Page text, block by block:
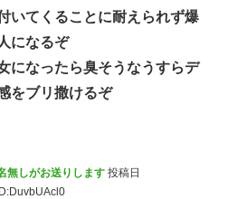
いてくることに耐えられず爆
になるぞ
になったら臭そうなうすらデ
をブリ撒けるぞ
無しがお送りします 投稿日